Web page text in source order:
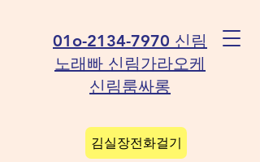
01o-2134-7970 신림
노래빠 신림가라오케
신림룸싸롱
김실장전화걸기